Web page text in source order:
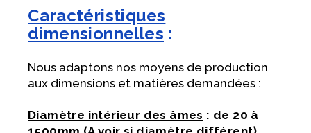
Caractéristiques
dimensionnelles :
Nous adaptons nos moyens de production
aux dimensions et matières demandées :
Diamètre intérieur des âmes : de 20 à